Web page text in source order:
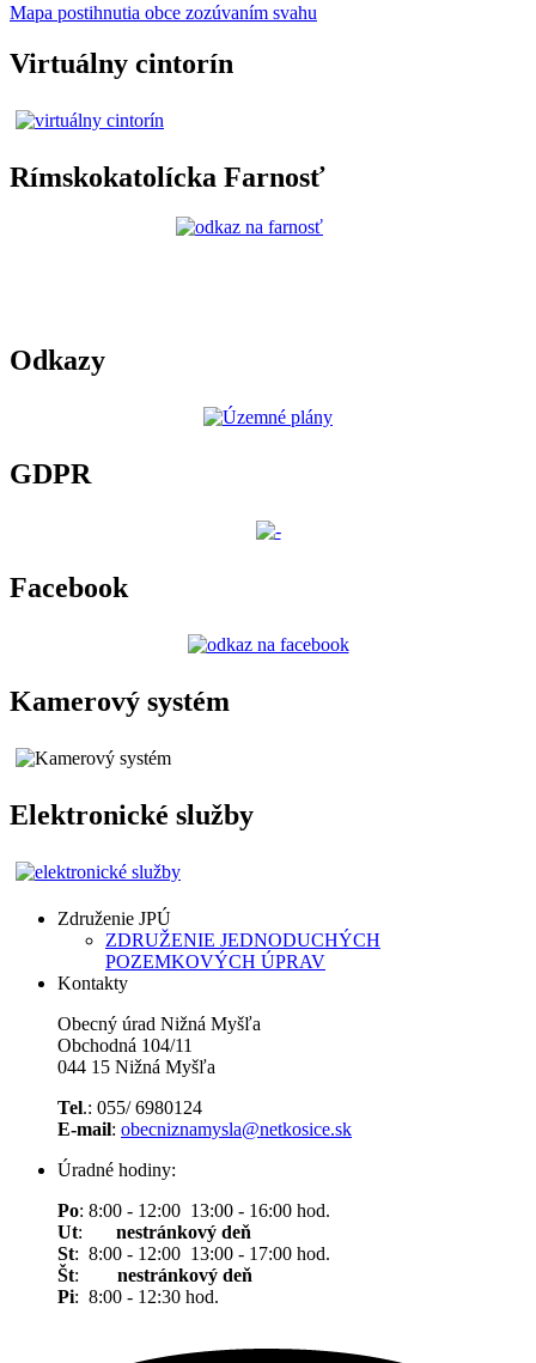
Mapa postihnutia obce zozúvaním svahu
Virtuálny cintorín
Rímskokatolícka Farnosť
Odkazy
GDPR
Facebook
Kamerový systém
Elektronické služby
Združenie JPÚ
ZDRUŽENIE JEDNODUCHÝCH
POZEMKOVÝCH ÚPRAV
Kontakty
Obecný úrad Nižná Myšľa
Obchodná 104/11
044 15 Nižná Myšľa
Tel.: 055/ 6980124
E-mail: obecniznamysla@netkosice.sk
Úradné hodiny:
Po: 8:00 - 12:00 13:00 - 16:00 hod.
Ut:
nestránkový deň
St: 8:00 - 12:00 13:00 - 17:00 hod.
Št: nestránkový deň
Pi: 8:00 - 12:30 hod.